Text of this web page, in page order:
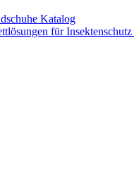
Katalog
für Insektenschutz